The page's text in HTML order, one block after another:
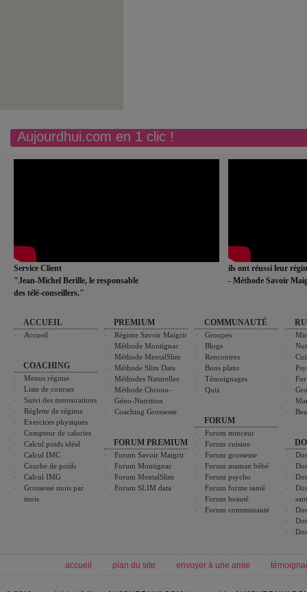
Aujourdhui.com en 1 clic !
Service Client
"Jean-Michel Berille, le responsable
des télé-conseillers."
ils ont réussi leur
- Méthode Savoir
ACCUEIL
Accueil
COACHING
Menus régime
Liste de courses
Suivi des mensurations
Réglette de régime
Exercices physiques
Compteur de calories
Calcul poids idéal
Calcul IMC
Courbe de poids
Calcul IMG
Grossesse mois par
mois
PREMIUM
Régime Savoir Maigrir
Méthode Montignac
Méthode MentalSlim
Méthode Slim Data
Méthodes Naturelles
Méthode Chrono-
Géno-Nutrition
Coaching Grossesse
FORUM PREMIUM
Forum Savoir Maigrir
Forum Montignac
Forum MentalSlim
Forum SLIM data
COMMUNAUTÉ
Groupes
Blogs
Rencontres
Bons plans
Témoignages
Quiz
FORUM
Forum minceur
Forum cuisine
Forum grossesse
Forum maman bébé
Forum psycho
Forum forme santé
Forum beauté
Forum communauté
accueil plan du site envoyer à une amie